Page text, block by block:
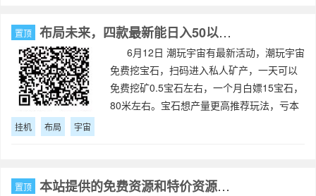
置顶 布局未来，四款最新能日入50以上的自动挂机元宇宙小游戏
6月12日 潮玩宇宙有最新活动，潮玩宇宙
免费挖宝石，扫码进入私人矿产，一天可以
免费挖矿0.5宝石左右，一个月白嫖15宝石，
80米左右。宝石想产量更高推荐玩法，亏本
挂机 布局 宇宙
置顶 本站提供的免费资源和特价资源服务